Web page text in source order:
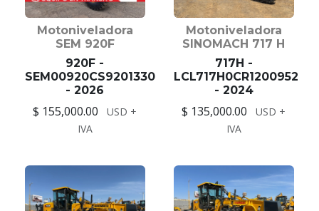
Motoniveladora
SEM 920F
920F -
SEM00920CS9201330
- 2026
$ 155,000.00
USD +
IVA
Motoniveladora
SINOMACH 717 H
717H -
LCL717H0CR1200952
- 2024
$ 135,000.00
USD +
IVA